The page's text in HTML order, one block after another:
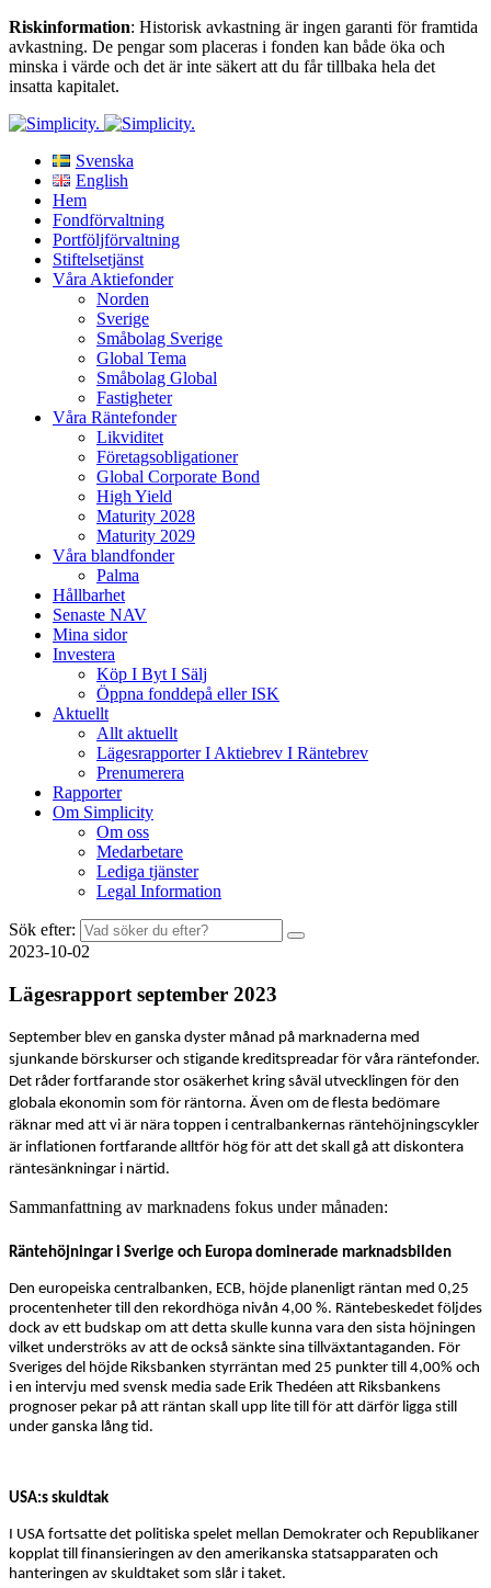
Riskinformation: Historisk avkastning är ingen garanti för framtida
avkastning. De pengar som placeras i fonden kan både öka och
minska i värde och det är inte säkert att du får tillbaka hela det
insatta kapitalet.
Svenska
English
Hem
Fondförvaltning
Portföljförvaltning
Stiftelsetjänst
Våra Aktiefonder
Norden
Sverige
Småbolag Sverige
Global Tema
Småbolag Global
Fastigheter
Våra Räntefonder
Likviditet
Företagsobligationer
Global Corporate Bond
High Yield
Maturity 2028
Maturity 2029
Våra blandfonder
Palma
Hållbarhet
Senaste NAV
Mina sidor
Investera
Köp I Byt I Sälj
Öppna fonddepå eller ISK
Aktuellt
Allt aktuellt
Lägesrapporter I Aktiebrev I Räntebrev
Prenumerera
Rapporter
Om Simplicity
Om oss
Medarbetare
Lediga tjänster
Legal Information
Sök efter:
2023-10-02
Lägesrapport september 2023
September blev en ganska dyster månad på marknaderna med
sjunkande börskurser och stigande kreditspreadar för våra räntefonder.
Det råder fortfarande stor osäkerhet kring såväl utvecklingen för den
globala ekonomin som för räntorna. Även om de flesta bedömare
räknar med att vi är nära toppen i centralbankernas räntehöjningscykler
är inflationen fortfarande alltför hög för att det skall gå att diskontera
räntesänkningar i närtid.
Sammanfattning av marknadens fokus under månaden:
Räntehöjningar i Sverige och Europa dominerade marknadsbilden
Den europeiska centralbanken, ECB, höjde planenligt räntan med 0,25
procentenheter till den rekordhöga nivån 4,00 %. Räntebeskedet följdes
dock av ett budskap om att detta skulle kunna vara den sista höjningen
vilket underströks av att de också sänkte sina tillväxtantaganden. För
Sveriges del höjde Riksbanken styrräntan med 25 punkter till 4,00% och
i en intervju med svensk media sade Erik Thedéen att Riksbankens
prognoser pekar på att räntan skall upp lite till för att därför ligga still
under ganska lång tid.
USA:s skuldtak
I USA fortsatte det politiska spelet mellan Demokrater och Republikaner
kopplat till finansieringen av den amerikanska statsapparaten och
hanteringen av skuldtaket som slår i taket.